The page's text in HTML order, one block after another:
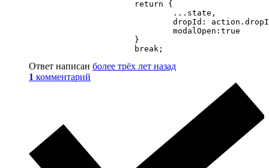
                      return {
                              ...state,
dropId:
                              modalOpen:true
                      }
                      break;
Ответ написан более трёх лет назад
1 комментарий